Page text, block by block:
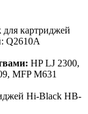
картриджей
Q2610A
HP LJ 2300,
MFP M631
Hi-Black HB-